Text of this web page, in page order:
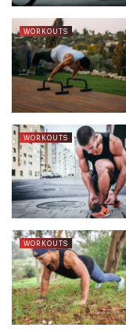
WORKOUTS
WORKOUTS
WORKOUTS